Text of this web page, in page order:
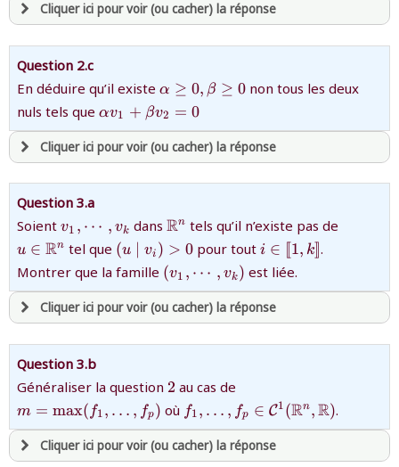
Cliquer ici pour voir (ou cacher) la réponse
avoir
une souscription active sur mathprepa
revenir àla page d'accueil
ou tester la page d'extraits libres
Question 2.c
En déduire qu’il existe {\alpha\ge0,\beta\ge0}
α ≥ 0, β ≥ 0 non tous les deux
nuls tels que {\alpha
v_1 +
\beta
v_2=
0}
αv1 + βv2 = 0
Cliquer ici pour voir (ou cacher) la réponse
avoir
une souscription active sur mathprepa
revenir àla page d'accueil
ou testerla page d'extraits libres
ou consulterle plan du site
Question 3.a
Soient {v_1,\cdots,v_k}
v1 , ⋯ , vk dans{\mathbb{R}^n}
Rn tels qu’il n’existe pas de
u ∈ Rn tel que {\left(u\mid
v_i\right)
(u vi ) > 0pour tout i ∈ [[1, k]].
Montrer que la famille {(v_1,\cdots,v_k)}
(v1 , ⋯ , vk) est liée.
Cliquer ici pour voir (ou cacher) la réponse
avoir
une souscription active sur mathprepa
revenir àla page d'accueil
ou tester la page d'extraits libres
Question 3.b
Généraliser la question {2}
2 au cas de
m = max( f1 , … , fp) où {f_1,\ldots,f_p\in {\mathcal
f1 , … , fp ∈ C1 (Rn,R).
Cliquer ici pour voir (ou cacher) la réponse